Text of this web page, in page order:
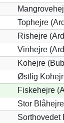
Tophejre
Rishejre
Vinhejre
Kohejre
Østlig
Fiskehejre
Stor
Sorthovedet